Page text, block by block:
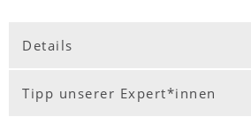
Details
Tipp unserer Expert*innen